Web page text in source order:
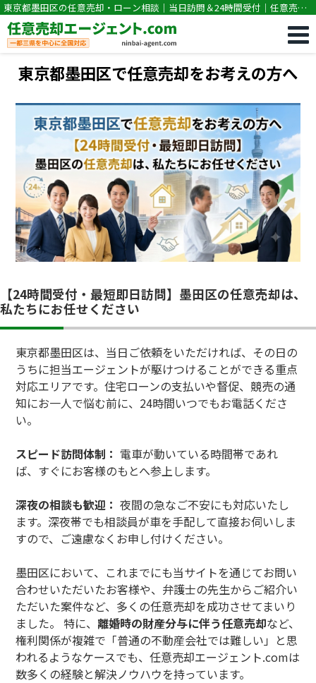
東京都墨田区の任意売却・ローン相談｜当日訪問＆24時間受付｜任意売却
専門｜競売・住宅ローン滞納の相談なら任意売却エージェント.com
東京都墨田区で任意売却をお考えの方へ
【24時間受付・最短即日訪問】墨田区の任意売却は、
私たちにお任せください
東京都墨田区は、当日ご依頼をいただければ、その日の
うちに担当エージェントが駆けつけることができる重点
対応エリアです。住宅ローンの支払いや督促、競売の通
知にお一人で悩む前に、24時間いつでもお電話くださ
い。
スピード訪問体制： 電車が動いている時間帯であれ
ば、すぐにお客様のもとへ参上します。
深夜の相談も歓迎： 夜間の急なご不安にも対応いたし
ます。深夜帯でも相談員が車を手配して直接お伺いしま
すので、ご遠慮なくお申し付けください。
墨田区において、これまでにも当サイトを通じてお問い
合わせいただいたお客様や、弁護士の先生からご紹介い
ただいた案件など、多くの任意売却を成功させてまいり
ました。 特に、 離婚時の財産分与に伴う任意売却など、
権利関係が複雑で「普通の不動産会社では難しい」と思
われるようなケースでも、任意売却エージェント.comは
数多くの経験と解決ノウハウを持っています。